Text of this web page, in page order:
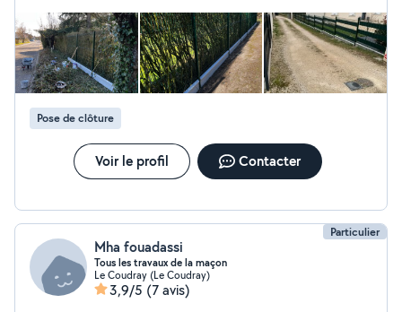
votre devis gratuit
Pose de clôture
Voir le profil Contacter
Particulier
Mha fouadassi
Tous les travaux de la maçon
Le Coudray (Le Coudray)
3,9/5 (7 avis)